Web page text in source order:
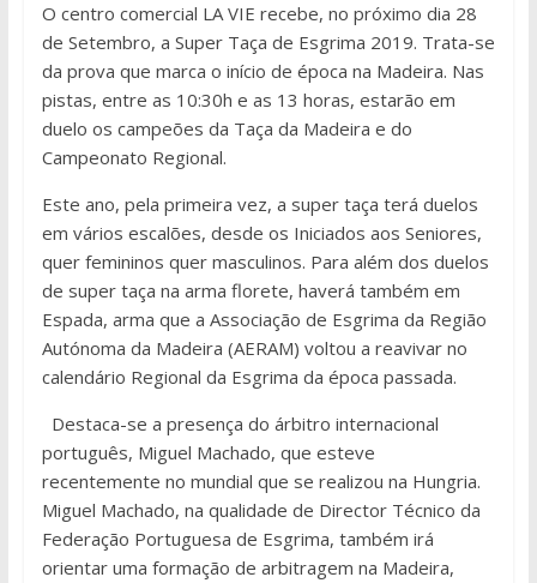
O centro comercial LA VIE recebe, no próximo dia 28
de Setembro, a Super Taça de Esgrima 2019. Trata-se
da prova que marca o início de época na Madeira. Nas
pistas, entre as 10:30h e as 13 horas, estarão em
duelo os campeões da Taça da Madeira e do
Campeonato Regional.
Este ano, pela primeira vez, a super taça terá duelos
em vários escalões, desde os Iniciados aos Seniores,
quer femininos quer masculinos. Para além dos duelos
de super taça na arma florete, haverá também em
Espada, arma que a Associação de Esgrima da Região
Autónoma da Madeira (AERAM) voltou a reavivar no
calendário Regional da Esgrima da época passada.
Destaca-se a presença do árbitro internacional
português, Miguel Machado, que esteve
recentemente no mundial que se realizou na Hungria.
Miguel Machado, na qualidade de Director Técnico da
Federação Portuguesa de Esgrima, também irá
orientar uma formação de arbitragem na Madeira,